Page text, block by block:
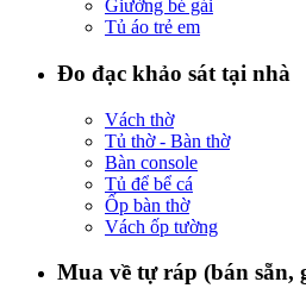
Giường bé gái
Tủ áo trẻ em
Đo đạc khảo sát tại nhà
Vách thờ
Tủ thờ - Bàn thờ
Bàn console
Tủ để bể cá
Ốp bàn thờ
Vách ốp tường
Mua về tự ráp (bán sẵn,